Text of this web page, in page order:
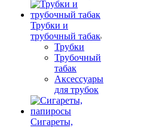
Трубки и
трубочный табак
Трубки
Трубочный
табак
Аксессуары
для трубок
Сигареты,